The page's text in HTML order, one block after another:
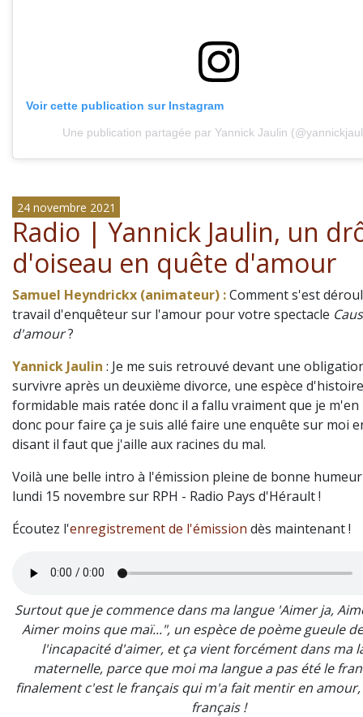
Voir cette publication sur Instagram
Une publication partagée par Yannick Jaulin
24 novembre 2021
Radio | Yannick Jaulin, un
d'oiseau en quête d'amour
Samuel Heyndrickx (animateur) :Comment s'est
travail d'enquêteur sur l'amour pour votre spectacle
d'amour?
Yannick Jaulin : Je me suis retrouvé devant une
survivre après un deuxième divorce, une espèce
formidable mais ratée donc il a fallu vraiment que je
donc pour faire ça je suis allé faire une enquête sur moi
disant il faut que j'aille aux racines du mal.
Voilà une belle intro à l'émission pleine de bonne
lundi 15 novembre sur RPH - Radio Pays d'Hérault !
Écoutez l'enregistrement de l'émission dès maintenant !
Surtout que je commence dans ma langue 'Aimer ja,
Aimer moins que maï...", un espèce de poème gueule
l'incapacité d'aimer, et ça vient forcément dans ma
maternelle, parce que moi ma langue a pas été le
finalement c'est le français qui m'a fait mentir en amour,
français !